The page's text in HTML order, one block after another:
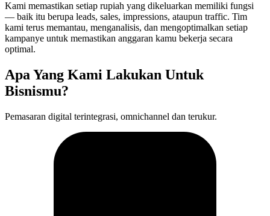
Kami memastikan setiap rupiah yang dikeluarkan memiliki fungsi
— baik itu berupa leads, sales, impressions, ataupun traffic. Tim
kami terus memantau, menganalisis, dan mengoptimalkan setiap
kampanye untuk memastikan anggaran kamu bekerja secara
optimal.
Apa Yang Kami Lakukan Untuk
Bisnismu?
Pemasaran digital terintegrasi, omnichannel dan terukur.